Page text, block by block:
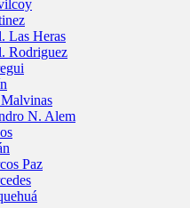
Las Heras
Rodriguez
N. Alem
Paz